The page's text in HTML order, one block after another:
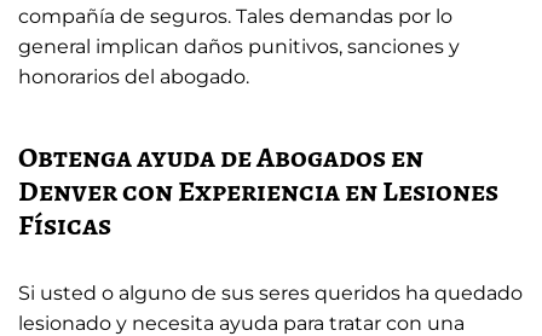
compañía de seguros. Tales demandas por lo
general implican daños punitivos, sanciones y
honorarios del abogado.
Obtenga ayuda de Abogados en
Denver con Experiencia en Lesiones
Físicas
Si usted o alguno de sus seres queridos ha quedado
lesionado y necesita ayuda para tratar con una